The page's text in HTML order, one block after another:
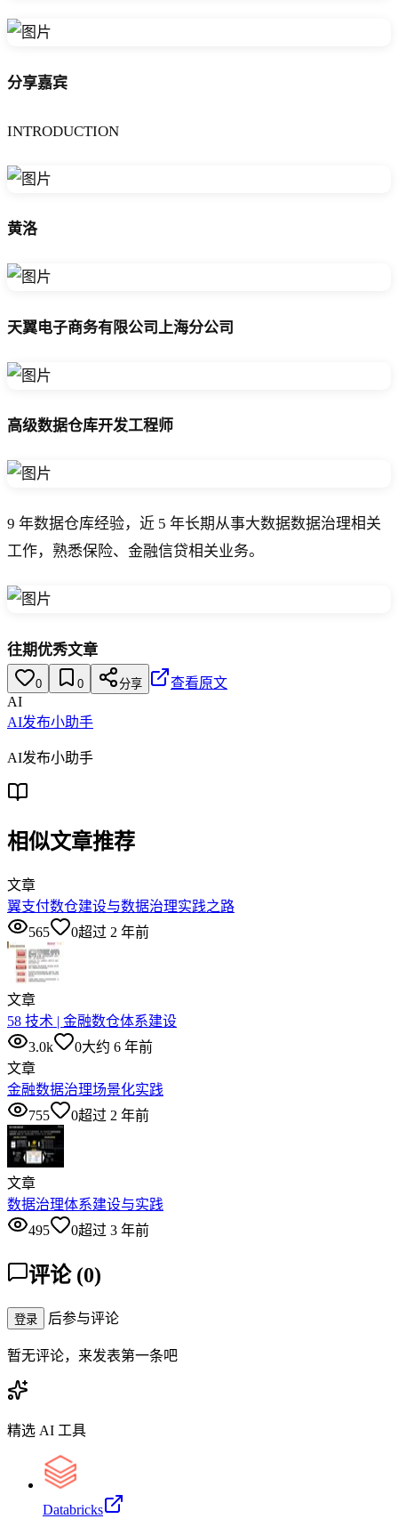
分享嘉宾
INTRODUCTION
黄洛
天翼电子商务有限公司上海分公司
高级数据仓库开发工程师
9 年数据仓库经验，近 5 年长期从事大数据数据治理相关
工作，熟悉保险、金融信贷相关业务。
往期优秀文章
0 0 分享
查看原文
AI
AI发布小助手
AI发布小助手
相似文章推荐
文章
翼支付数仓建设与数据治理实践之路
565
0超过 2 年前
文章
58 技术 | 金融数仓体系建设
3.0k
0大约 6 年前
文章
金融数据治理场景化实践
755
0超过 2 年前
文章
数据治理体系建设与实践
495
0超过 3 年前
评论 (0)
登录 后参与评论
暂无评论，来发表第一条吧
精选 AI 工具
Databricks